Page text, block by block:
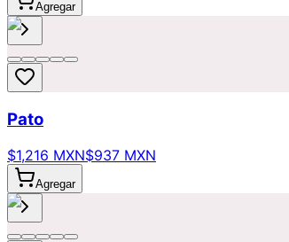
Agregar
Pato
$1,216 MXN$937 MXN
Agregar